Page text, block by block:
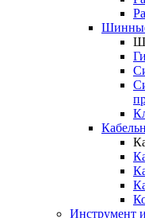
Инструмент